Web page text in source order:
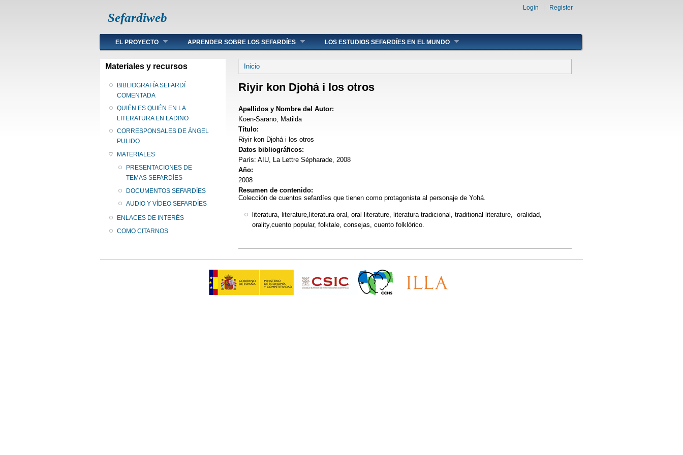
Sefardiweb
Login Register
Main menu
EL PROYECTO APRENDER SOBRE LOS SEFARDÍES LOS ESTUDIOS SEFARDÍES EN EL MUNDO
Materiales y recursos
BIBLIOGRAFÍA SEFARDÍ
COMENTADA
QUIÉN ES QUIÉN EN LA
LITERATURA EN LADINO
CORRESPONSALES DE ÁNGEL
PULIDO
MATERIALES
PRESENTACIONES DE
TEMAS SEFARDÍES
DOCUMENTOS SEFARDÍES
AUDIO Y VÍDEO SEFARDÍES
ENLACES DE INTERÉS
COMO CITARNOS
Se encuentra usted aquí
Inicio
Riyir kon Djohá i los otros
Apellidos y Nombre del Autor:
Koen-Sarano, Matilda
Título:
Riyir kon Djohá i los otros
Datos bibliográficos:
París: AIU, La Lettre Sépharade, 2008
Año:
2008
Resumen de contenido:
Colección de cuentos sefardíes que tienen como protagonista al personaje de Yohá.
literatura, literature,literatura oral, oral literature, literatura tradicional, traditional literature, oralidad,
orality,cuento popular, folktale, consejas, cuento folklórico.